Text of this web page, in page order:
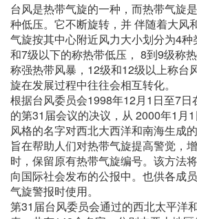
台风是热带气旋的一种，而热带气旋
种低压。它不断旋转，并 伴随着大风
气旋按其中心附近风力大小划分为4
和7级以下的称热带低压， 8到9级称
称强热带风暴，12级和12级以上称台
旋在发展过程中往往会相互转化。
根据台风委员会1998年12月1日至7日
的第31届会议的决议，从 2000年1月
风格的名字对西北大西洋和南海生成
旨在帮助人们对热带气旋提高警觉，
时，保留原有热带气旋编号。该方法
向国际社会发布的公报中。也供各成
气旋警报时使用。
第31届台风委员会通过的西北太平洋